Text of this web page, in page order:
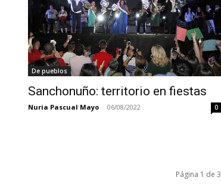
De pueblos
Sanchonuño: territorio en fiestas
Nuria Pascual Mayo - 06/08/2022 0
Página 1 de 3